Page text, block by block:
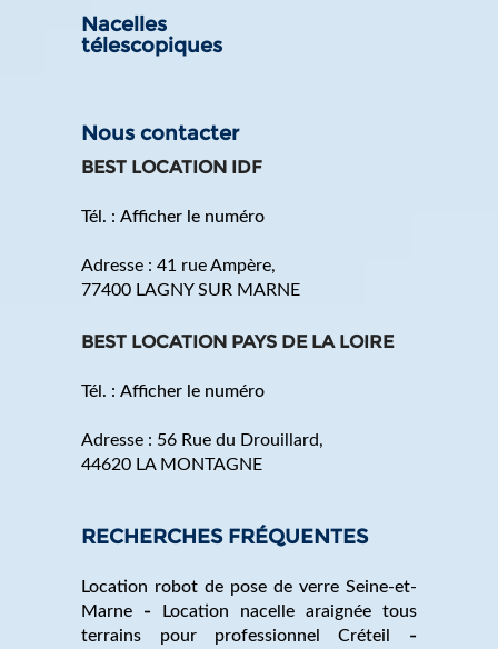
Nacelles
télescopiques
Nous contacter
BEST LOCATION IDF
Tél. : Afficher le numéro
Adresse :41 rue Ampère,
77400 LAGNY SUR MARNE
BEST LOCATION PAYS DE LA LOIRE
Tél. : Afficher le numéro
Adresse : 56 Rue du Drouillard,
44620 LA MONTAGNE
RECHERCHES FRÉQUENTES
Location robot de pose de verre Seine-et-
Marne
Location nacelle araignée tous
terrains pour professionnel Créteil